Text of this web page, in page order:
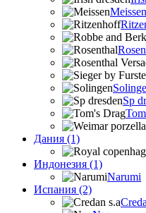
Meissen
Sp
Дания (1)
Индонезия (1)
Narumi
Испания (2)